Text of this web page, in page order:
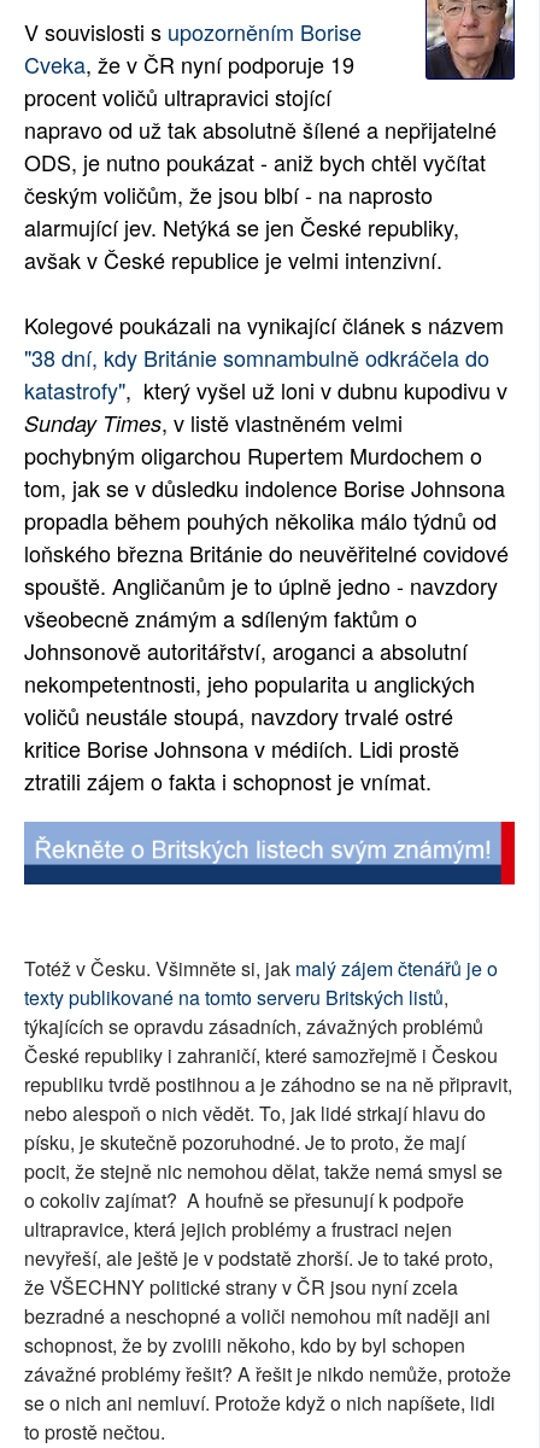
SOCIÁLNÍ SÍTĚ
RUBRIKY
PLNÁ VERZE STRÁNEK
V souvislosti s upozorněním Borise
Cveka, že v ČR nyní podporuje 19
procent voličů ultrapravici stojící
napravo od už tak absolutně šílené a nepřijatelné
ODS, je nutno poukázat - aniž bych chtěl vyčítat
českým voličům, že jsou blbí - na naprosto
alarmující jev. Netýká se jen České republiky,
avšak v České republice je velmi intenzivní.
Kolegové poukázali na vynikající článek s názvem
"38 dní, kdy Británie somnambulně odkráčela do
katastrofy", který vyšel už loni v dubnu kupodivu v
Sunday Times, v listě vlastněném velmi
pochybným oligarchou Rupertem Murdochem o
tom, jak se v důsledku indolence Borise Johnsona
propadla během pouhých několika málo týdnů od
loňského března Británie do neuvěřitelné covidové
spouště. Angličanům je to úplně jedno - navzdory
všeobecně známým a sdíleným faktům o
Johnsonově autoritářství, aroganci a absolutní
nekompetentnosti, jeho popularita u anglických
voličů neustále stoupá, navzdory trvalé ostré
kritice Borise Johnsona v médiích. Lidi prostě
ztratili zájem o fakta i schopnost je vnímat.
Totéž v Česku. Všimněte si, jak malý zájem čtenářů je o
texty publikované na tomto serveru Britských listů,
týkajících se opravdu zásadních, závažných problémů
České republiky i zahraničí, které samozřejmě i Českou
republiku tvrdě postihnou a je záhodno se na ně připravit,
nebo alespoň o nich vědět. To, jak lidé strkají hlavu do
písku, je skutečně pozoruhodné. Je to proto, že mají
pocit, že stejně nic nemohou dělat, takže nemá smysl se
o cokoliv zajímat? A houfně se přesunují k podpoře
ultrapravice, která jejich problémy a frustraci nejen
nevyřeší, ale ještě je v podstatě zhorší. Je to také proto,
že VŠECHNY politické strany v ČR jsou nyní zcela
bezradné a neschopné a voliči nemohou mít naději ani
schopnost, že by zvolili někoho, kdo by byl schopen
závažné problémy řešit? A řešit je nikdo nemůže, protože
se o nich ani nemluví. Protože když o nich napíšete, lidi
to prostě nečtou.